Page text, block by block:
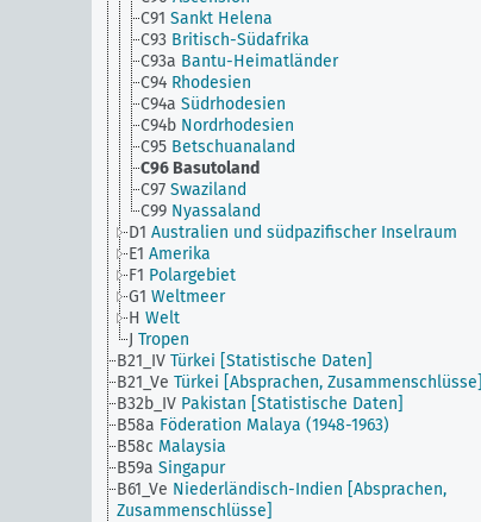
C91 Sankt Helena
C93 Britisch-Südafrika
C93a Bantu-Heimatländer
C94 Rhodesien
C94a Südrhodesien
C94b Nordrhodesien
C95 Betschuanaland
C96 Basutoland
C97 Swaziland
C99 Nyassaland
D1 Australien und südpazifischer Inselraum
E1 Amerika
F1 Polargebiet
G1 Weltmeer
H Welt
J Tropen
B21_IV Türkei [Statistische Daten]
B21_Ve Türkei [Absprachen, Zusammenschlüsse]
B32b_IV Pakistan [Statistische Daten]
B58a Föderation Malaya (1948-1963)
B58c Malaysia
B59a Singapur
B61_Ve Niederländisch-Indien [Absprachen,
Zusammenschlüsse]